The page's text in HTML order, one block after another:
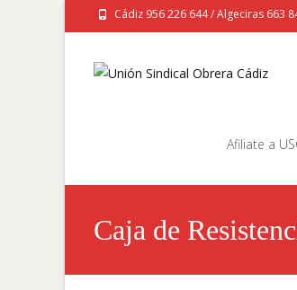
Cádiz 956 226 644 / Algeciras 663
Afiliate a
Caja de